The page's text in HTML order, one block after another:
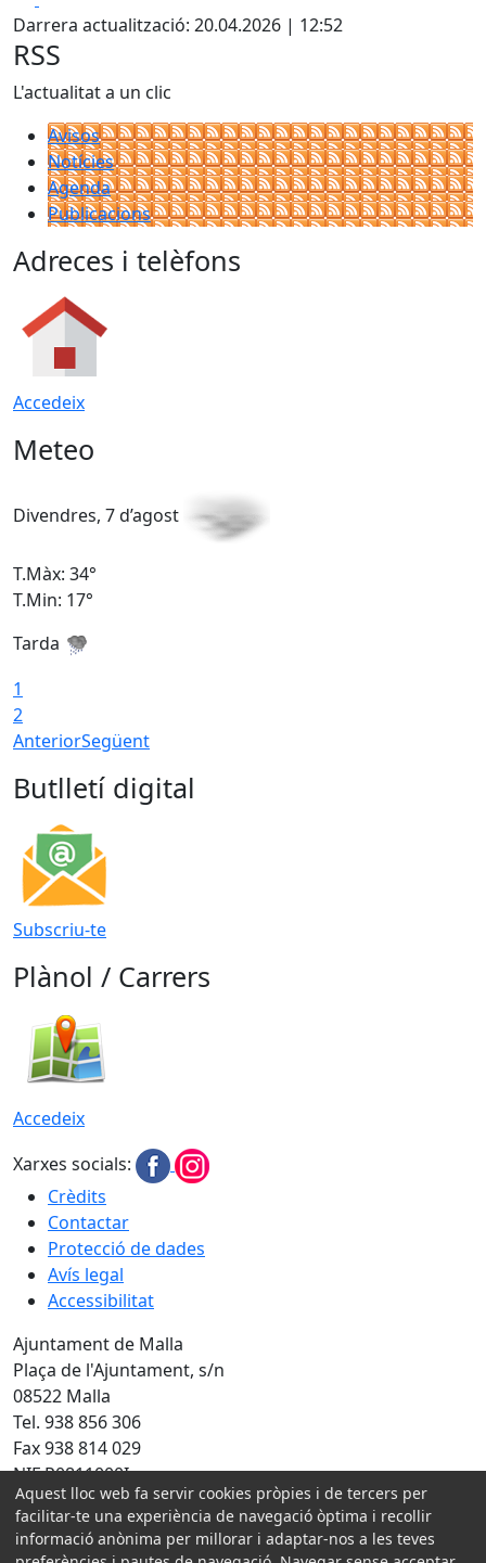
+
−
Darrera actualització: 20.04.2026 | 12:52
RSS
L'actualitat a un clic
Avisos
Notícies
Agenda
Publicacions
Adreces i telèfons
Accedeix
Meteo
Divendres, 7 d’agost
T.Màx: 34°
T.Min: 17°
Tarda
1
2
AnteriorSegüent
Butlletí digital
Subscriu-te
Plànol / Carrers
Accedeix
Xarxes socials:
Crèdits
Contactar
Protecció de dades
Avís legal
Accessibilitat
Ajuntament de Malla
Plaça de l'Ajuntament, s/n
08522 Malla
Tel. 938 856 306
Fax 938 814 029
NIF P0811000I
Amb la col·laboració de:
Aquest lloc web fa servir cookies pròpies i de tercers per
facilitar-te una experiència de navegació òptima i recollir
informació anònima per millorar i adaptar-nos a les teves